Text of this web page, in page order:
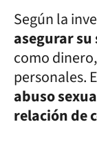
Según la
asegurar
como
personales.
abuso
relación de